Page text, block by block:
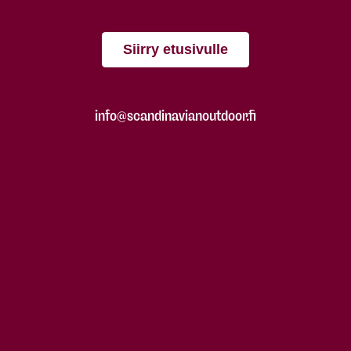
Siirry etusivulle
info@scandinavianoutdoor.fi